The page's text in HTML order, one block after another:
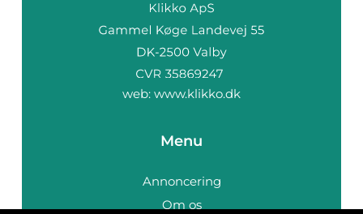
web: www.klikko.dk
Menu
Annoncering
Om os